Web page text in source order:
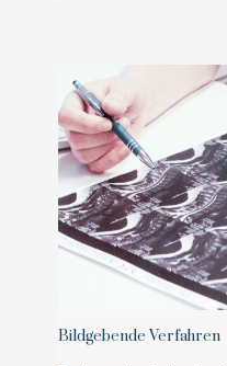
Bildgebende Verfahren